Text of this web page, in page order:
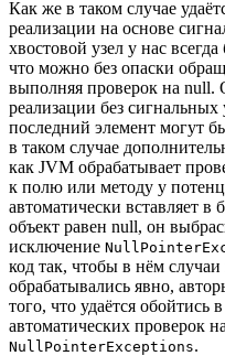
Как же в таком случае
реализации на основе
хвостовой узел у нас
что можно без опаски
выполняя проверок на null.
реализации без
последний элемент могут
в таком случае
как JVM обрабатывает
к полю или методу у
автоматически вставляет
объект равен null, он
исключение
код так, чтобы в нём
обрабатывались явно,
того, что удаётся обойтись
автоматических проверок
NullPointerExceptions.